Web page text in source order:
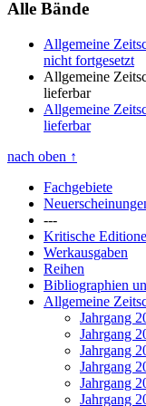
Alle Bände
Allgemeine
nicht fortgesetzt
Allgemeine
lieferbar
Allgemeine
lieferbar
nach oben ↑
Fachgebiete
---
Kritische
Werkausgaben
Reihen
Bibliographien
Allgemeine
Jahrgang
Jahrgang
Jahrgang
Jahrgang
Jahrgang
Jahrgang